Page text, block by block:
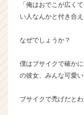
「俺はおでこが広く
い人なんかと付き合え
なぜでしょうか？
僕はブサイクで確か
の彼女、みんな可愛い
ブサイクで禿げだとわ